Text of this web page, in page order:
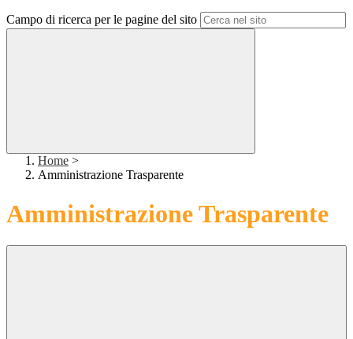
Campo di ricerca per le pagine del sito
Home >
Amministrazione Trasparente
Amministrazione Trasparente